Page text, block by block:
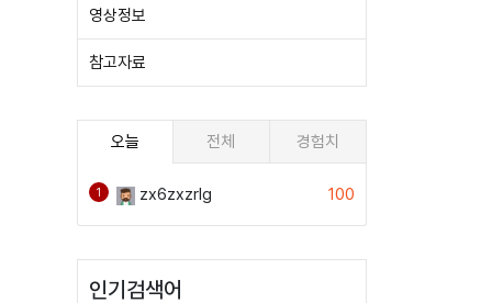
영상정보
참고자료
오늘 전체 경험치
1 zx6zxzrlg 100
인기검색어